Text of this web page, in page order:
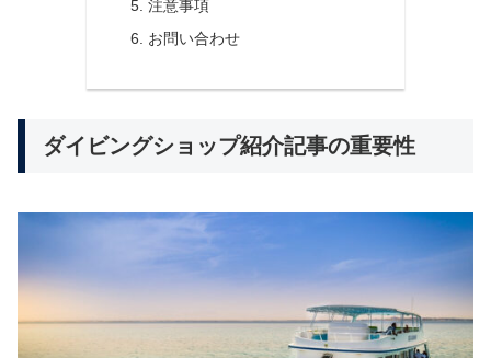
5. 注意事項
6. お問い合わせ
ダイビングショップ紹介記事の重要性